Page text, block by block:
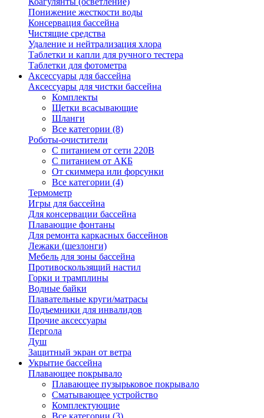
Понижение жесткости воды
Консервация бассейна
Чистящие средства
Удаление и нейтрализация хлора
Таблетки и капли для ручного тестера
Таблетки для фотометра
Аксессуары для бассейна
Аксессуары для чистки бассейна
Комплекты
Щетки всасывающие
Шланги
Все категории (8)
Роботы-очистители
С питанием от сети 220В
С питанием от АКБ
От скиммера или форсунки
Все категории (4)
Термометр
Игры для бассейна
Для консервации бассейна
Плавающие фонтаны
Для ремонта каркасных бассейнов
Лежаки (шезлонги)
Мебель для зоны бассейна
Противоскользящий настил
Горки и трамплины
Водные байки
Плавательные круги/матрасы
Подъемники для инвалидов
Прочие аксессуары
Пергола
Душ
Защитный экран от ветра
Укрытие бассейна
Плавающее покрывало
Плавающее пузырьковое покрывало
Сматывающее устройство
Комплектующие
Все категории (3)